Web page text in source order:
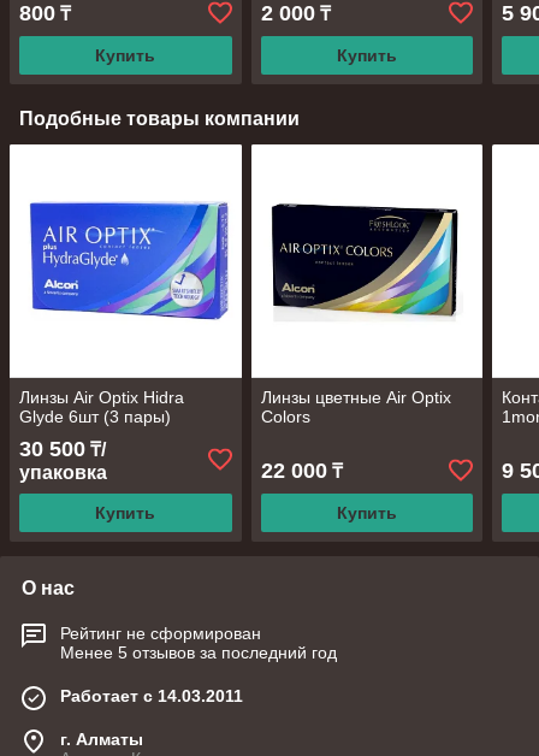
800 ₸
Купить
2 000₸
Купить
5
Подобные товары компании
Линзы Air Optix Hidra
Glyde 6шт (3 пары)
30 500 ₸/
упаковка
Купить
Линзы цветные Air Optix
Colors
22 000₸
Купить
9
О нас
Рейтинг не сформирован
Менее 5 отзывов за последний год
Работает с 14.03.2011
г. Алматы